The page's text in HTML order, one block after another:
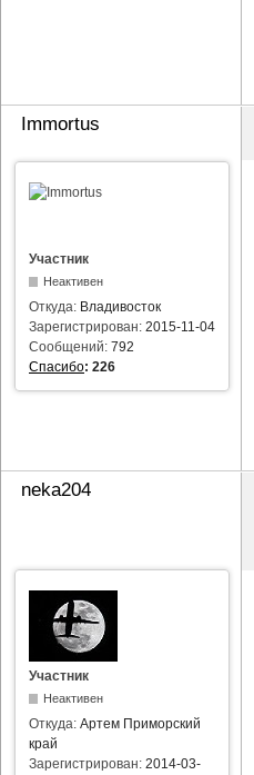
Immortus
Участник
Неактивен
Откуда: Владивосток
Зарегистрирован: 2015-11-04
Сообщений: 792
Спасибо: 226
neka204
Участник
Неактивен
Откуда: Артем Приморский
край
Зарегистрирован: 2014-03-